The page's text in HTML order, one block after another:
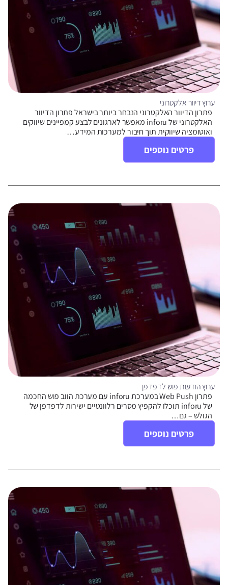
ערוץ דיוור אלקטרוני
פתרון הדיוור האלקטרוני הנבחר ביותר בישראל פתרון הדיוור
האלקטרוני של inforu מאפשר לארגונים לבצע קמפיינים שיווקים
ואוטומציה שיווקית תוך חיבור למערכות המידע…
פרטים נוספים
ערוץ הודעות פוש לדפדפן
פתרון Web Push במערכת inforu עם מערכת הווב פוש החכמה
של inforu תוכלו להקפיץ מסרים רלוונטיים ישירות לדפדפן של
הגולש – גם…
פרטים נוספים